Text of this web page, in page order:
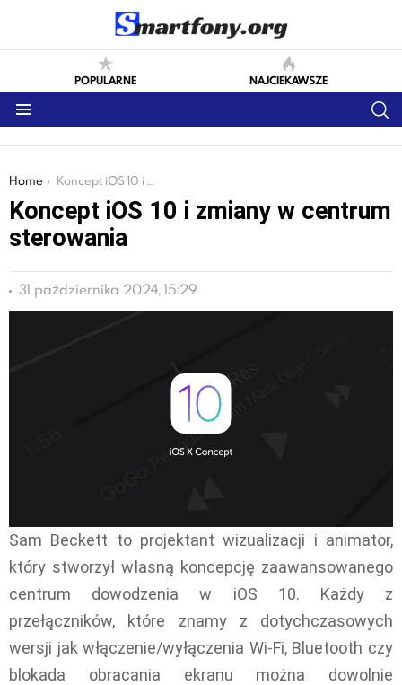
POPULARNE NAJCIEKAWSZE
You are here:
Home Koncept iOS 10 i zmiany w centrum sterowania
Koncept iOS 10 i zmiany w centrum
sterowania
31 października 2024, 15:29
Sam Beckett to projektant wizualizacji i animator,
który stworzył własną koncepcję zaawansowanego
centrum dowodzenia w iOS 10. Każdy z
przełączników, które znamy z dotychczasowych
wersji jak włączenie/wyłączenia Wi-Fi, Bluetooth czy
blokada obracania ekranu można dowolnie